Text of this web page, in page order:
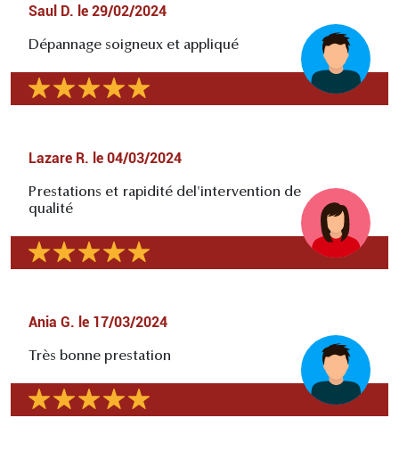
Saul D. le 29/02/2024
Dépannage soigneux et appliqué
Lazare R. le 04/03/2024
Prestations et rapidité del'intervention de
qualité
Ania G. le 17/03/2024
Très bonne prestation